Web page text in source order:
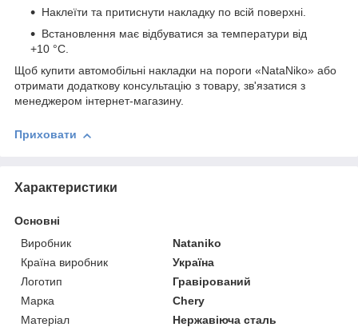
Наклеїти та притиснути накладку по всій поверхні.
Встановлення має відбуватися за температури від
+10 °C.
Щоб купити автомобільні накладки на пороги «NataNiko» або
отримати додаткову консультацію з товару, зв'язатися з
менеджером інтернет-магазину.
Приховати
Характеристики
Основні
Виробник
Nataniko
Країна виробник
Україна
Логотип
Гравірований
Марка
Chery
Матеріал
Нержавіюча сталь